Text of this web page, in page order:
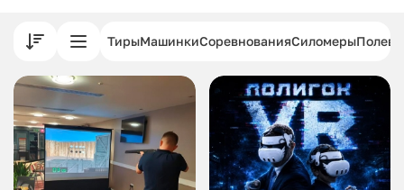
ТирыМашинкиСоревнованияСиломеры